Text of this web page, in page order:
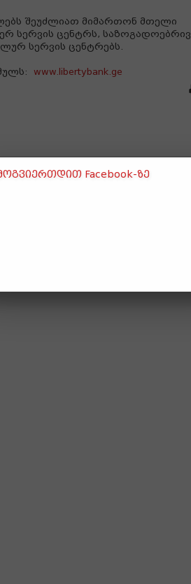
შეუძლიათ მიმართონ მთელი
სერვის ცენტრს, საზოგადოებრივ
სერვის ცენტრებს.
www.libertybank.ge
Facebook-ზე